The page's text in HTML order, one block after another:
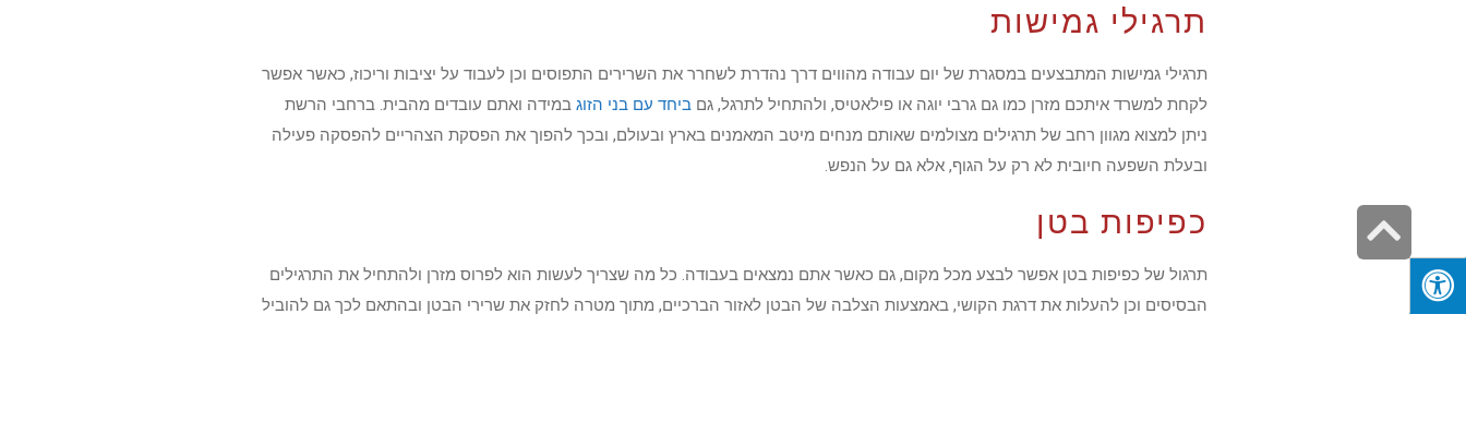
תרגילי גמישות
תרגילי גמישות המתבצעים במסגרת של יום עבודה מהווים דרך נהדרת לשחרר את השרירים התפוסים וכן לעבוד על יציבות וריכוז, כאשר אפשר
לקחת למשרד איתכם מזרן כמו גם גרבי יוגה או פילאטיס, ולהתחיל לתרגל, גם ביחד עם בני הזוג במידה ואתם עובדים מהבית. ברחבי הרשת
ניתן למצוא מגוון רחב של תרגילים מצולמים שאותם מנחים מיטב המאמנים בארץ ובעולם, ובכך להפוך את הפסקת הצהריים להפסקה פעילה
ובעלת השפעה חיובית לא רק על הגוף, אלא גם על הנפש.
כפיפות בטן
תרגול של כפיפות בטן אפשר לבצע מכל מקום, גם כאשר אתם נמצאים בעבודה. כל מה שצריך לעשות הוא לפרוס מזרן ולהתחיל את התרגילים
הבסיסים וכן להעלות את דרגת הקושי, באמצעות הצלבה של הבטן לאזור הברכיים, מתוך מטרה לחזק את שרירי הבטן ובהתאם לכך גם להוביל
גלילה
לראש